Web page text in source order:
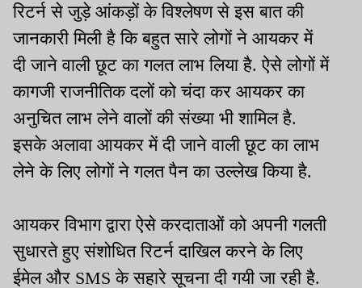
रिटर्न से जुड़े आंकड़ों के विश्लेषण से इस बात की
जानकारी मिली है कि बहुत सारे लोगों ने आयकर में
दी जाने वाली छूट का गलत लाभ लिया है. ऐसे लोगों में
कागजी राजनीतिक दलों को चंदा कर आयकर का
अनुचित लाभ लेने वालों की संख्या भी शामिल है.
इसके अलावा आयकर में दी जाने वाली छूट का लाभ
लेने के लिए लोगों ने गलत पैन का उल्लेख किया है.
आयकर विभाग द्वारा ऐसे करदाताओं को अपनी गलती
सुधारते हुए संशोधित रिटर्न दाखिल करने के लिए
ईमेल और SMS के सहारे सूचना दी गयी जा रही है.